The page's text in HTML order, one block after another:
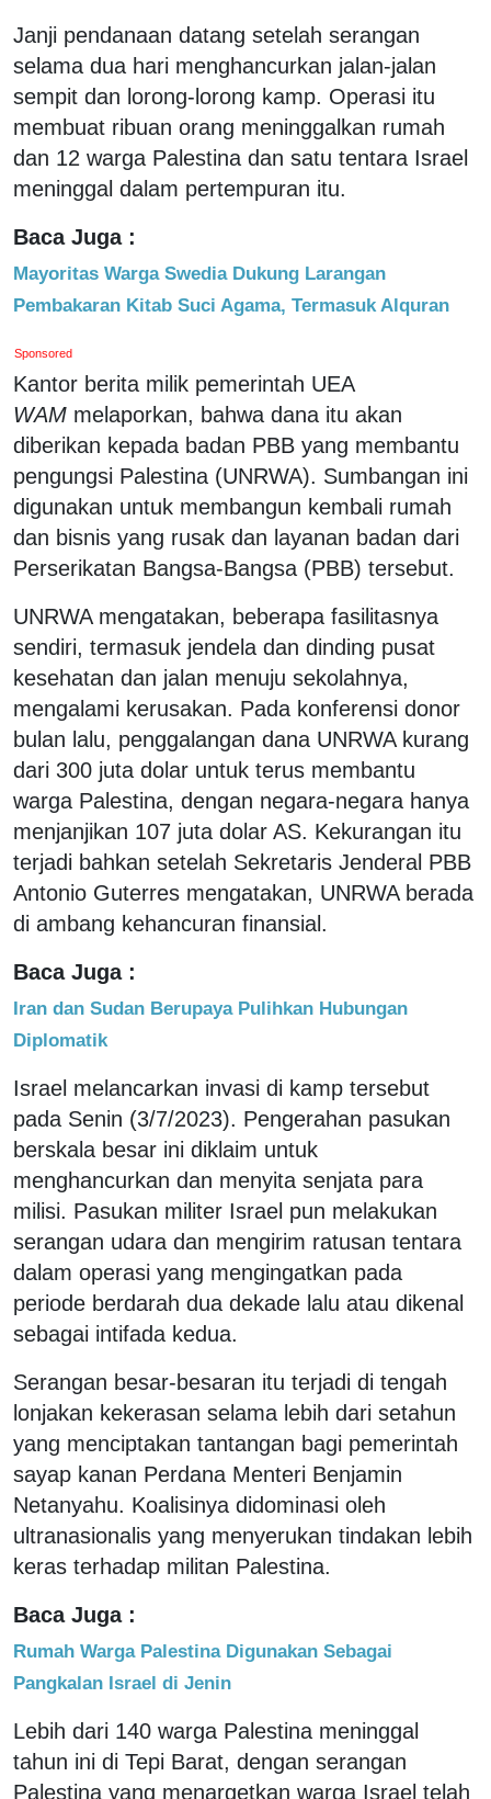
Janji pendanaan datang setelah serangan
selama dua hari menghancurkan jalan-jalan
sempit dan lorong-lorong kamp. Operasi itu
membuat ribuan orang meninggalkan rumah
dan 12 warga Palestina dan satu tentara Israel
meninggal dalam pertempuran itu.
Baca Juga :
Mayoritas Warga Swedia Dukung Larangan
Pembakaran Kitab Suci Agama, Termasuk Alquran
Sponsored
Kantor berita milik pemerintah UEA
WAM melaporkan, bahwa dana itu akan
diberikan kepada badan PBB yang membantu
pengungsi Palestina (UNRWA). Sumbangan ini
digunakan untuk membangun kembali rumah
dan bisnis yang rusak dan layanan badan dari
Perserikatan Bangsa-Bangsa (PBB) tersebut.
UNRWA mengatakan, beberapa fasilitasnya
sendiri, termasuk jendela dan dinding pusat
kesehatan dan jalan menuju sekolahnya,
mengalami kerusakan. Pada konferensi donor
bulan lalu, penggalangan dana UNRWA kurang
dari 300 juta dolar untuk terus membantu
warga Palestina, dengan negara-negara hanya
menjanjikan 107 juta dolar AS. Kekurangan itu
terjadi bahkan setelah Sekretaris Jenderal PBB
Antonio Guterres mengatakan, UNRWA berada
di ambang kehancuran finansial.
Baca Juga :
Iran dan Sudan Berupaya Pulihkan Hubungan
Diplomatik
Israel melancarkan invasi di kamp tersebut
pada Senin (3/7/2023). Pengerahan pasukan
berskala besar ini diklaim untuk
menghancurkan dan menyita senjata para
milisi. Pasukan militer Israel pun melakukan
serangan udara dan mengirim ratusan tentara
dalam operasi yang mengingatkan pada
periode berdarah dua dekade lalu atau dikenal
sebagai intifada kedua.
Serangan besar-besaran itu terjadi di tengah
lonjakan kekerasan selama lebih dari setahun
yang menciptakan tantangan bagi pemerintah
sayap kanan Perdana Menteri Benjamin
Netanyahu. Koalisinya didominasi oleh
ultranasionalis yang menyerukan tindakan lebih
keras terhadap militan Palestina.
Baca Juga :
Rumah Warga Palestina Digunakan Sebagai
Pangkalan Israel di Jenin
Lebih dari 140 warga Palestina meninggal
tahun ini di Tepi Barat, dengan serangan
Palestina yang menargetkan warga Israel telah